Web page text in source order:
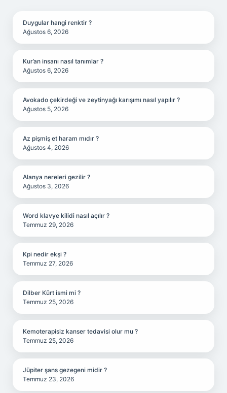
Duygular hangi renktir ?
Ağustos 6, 2026
Kur’an insanı nasıl tanımlar ?
Ağustos 6, 2026
Avokado çekirdeği ve zeytinyağı karışımı nasıl yapılır ?
Ağustos 5, 2026
Az pişmiş et haram mıdır ?
Ağustos 4, 2026
Alanya nereleri gezilir ?
Ağustos 3, 2026
Word klavye kilidi nasıl açılır ?
Temmuz 29, 2026
Kpi nedir ekşi ?
Temmuz 27, 2026
Dilber Kürt ismi mi ?
Temmuz 25, 2026
Kemoterapisiz kanser tedavisi olur mu ?
Temmuz 25, 2026
Jüpiter şans gezegeni midir ?
Temmuz 23, 2026